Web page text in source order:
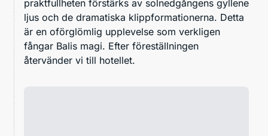
praktfullheten förstärks av solnedgångens gyllene
ljus och de dramatiska klippformationerna. Detta
är en oförglömlig upplevelse som verkligen
fångar Balis magi. Efter föreställningen
återvänder vi till hotellet.